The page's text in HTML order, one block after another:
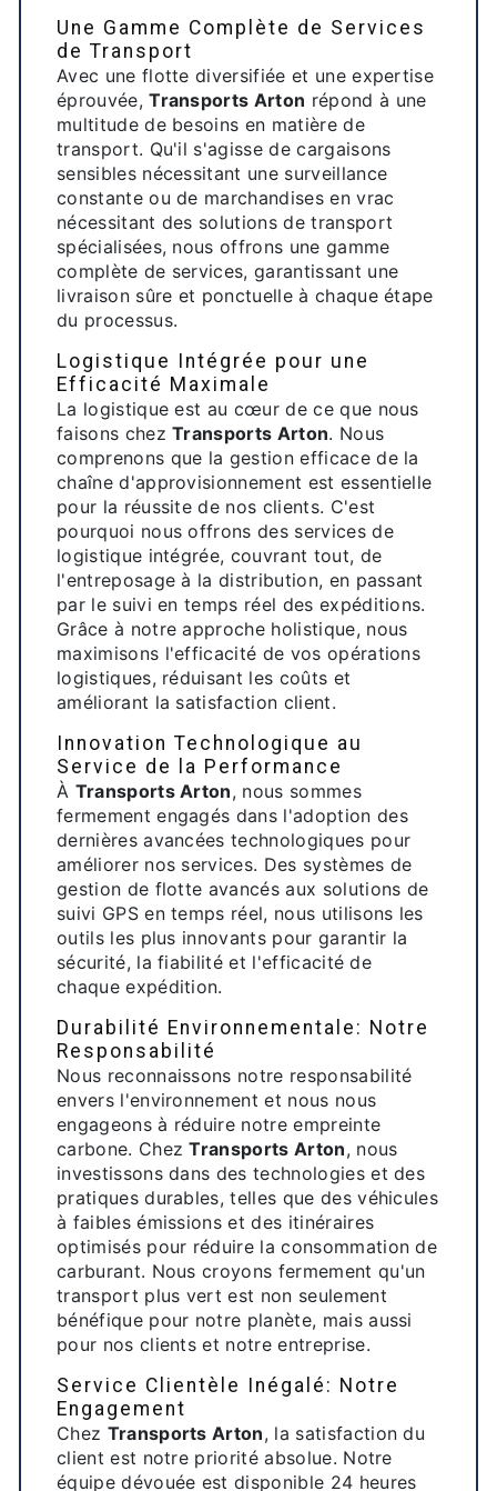
Une Gamme Complète de Services
de Transport
Avec une flotte diversifiée et une expertise
éprouvée,Transports Arton répond à une
multitude de besoins en matière de
transport. Qu'il s'agisse de cargaisons
sensibles nécessitant une surveillance
constante ou de marchandises en vrac
nécessitant des solutions de transport
spécialisées, nous offrons une gamme
complète de services, garantissant une
livraison sûre et ponctuelle à chaque étape
du processus.
Logistique Intégrée pour une
Efficacité Maximale
La logistique est au cœur de ce que nous
faisons chezTransports Arton. Nous
comprenons que la gestion efficace de la
chaîne d'approvisionnement est essentielle
pour la réussite de nos clients. C'est
pourquoi nous offrons des services de
logistique intégrée, couvrant tout, de
l'entreposage à la distribution, en passant
par le suivi en temps réel des expéditions.
Grâce à notre approche holistique, nous
maximisons l'efficacité de vos opérations
logistiques, réduisant les coûts et
améliorant la satisfaction client.
Innovation Technologique au
Service de la Performance
À Transports Arton, nous sommes
fermement engagés dans l'adoption des
dernières avancées technologiques pour
améliorer nos services. Des systèmes de
gestion de flotte avancés aux solutions de
suivi GPS en temps réel, nous utilisons les
outils les plus innovants pour garantir la
sécurité, la fiabilité et l'efficacité de
chaque expédition.
Durabilité Environnementale: Notre
Responsabilité
Nous reconnaissons notre responsabilité
envers l'environnement et nous nous
engageons à réduire notre empreinte
carbone. ChezTransports Arton, nous
investissons dans des technologies et des
pratiques durables, telles que des véhicules
à faibles émissions et des itinéraires
optimisés pour réduire la consommation de
carburant. Nous croyons fermement qu'un
transport plus vert est non seulement
bénéfique pour notre planète, mais aussi
pour nos clients et notre entreprise.
Service Clientèle Inégalé: Notre
Engagement
Chez Transports Arton, la satisfaction du
client est notre priorité absolue. Notre
équipe dévouée est disponible 24 heures